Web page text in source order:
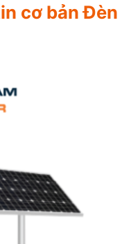
cơ bản Đèn